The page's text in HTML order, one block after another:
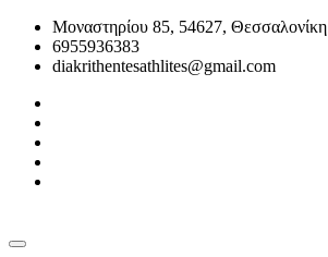
Μοναστηρίου 85, 54627, Θεσσαλονίκη
6955936383
diakrithentesathlites@gmail.com